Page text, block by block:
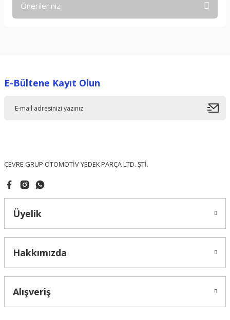
Önerileriniz
Ürün resmi kalitesiz, bozuk veya görüntülenemiyor.
E-Bültene Kayıt Olun
ÇEVRE GRUP OTOMOTİV YEDEK PARÇA LTD. ŞTİ.
Üyelik
Hakkımızda
Alışveriş